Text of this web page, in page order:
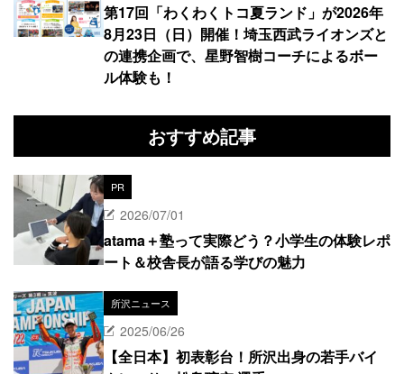
第17回「わくわくトコ夏ランド」が2026年
8月23日（日）開催！埼玉西武ライオンズと
の連携企画で、星野智樹コーチによるボー
ル体験も！
おすすめ記事
PR
2026/07/01
atama＋塾って実際どう？小学生の体験レポ
ート＆校舎長が語る学びの魅力
所沢ニュース
2025/06/26
【全日本】初表彰台！所沢出身の若手バイ